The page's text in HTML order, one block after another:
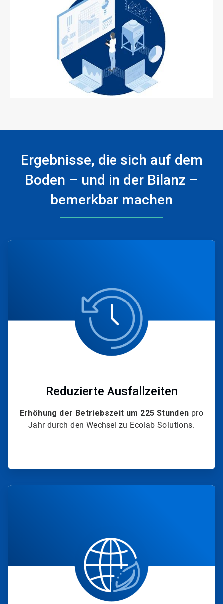
Ergebnisse, die sich auf dem
Boden – und in der Bilanz –
bemerkbar machen
Reduzierte Ausfallzeiten
Erhöhung der Betriebszeit um 225 Stunden pro
Jahr durch den Wechsel zu Ecolab Solutions.